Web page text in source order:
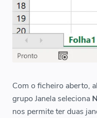
Com o ficheiro aberto,
grupo Janela seleciona
nos permite ter duas